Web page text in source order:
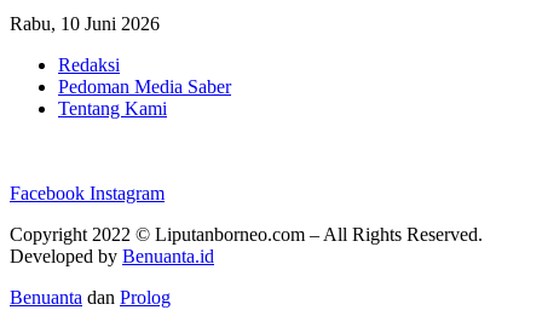
Rabu, 10 Juni 2026
Redaksi
Pedoman Media Saber
Tentang Kami
Facebook Instagram
Copyright 2022 © Liputanborneo.com – All Rights Reserved.
Developed by Benuanta.id
Benuanta dan Prolog